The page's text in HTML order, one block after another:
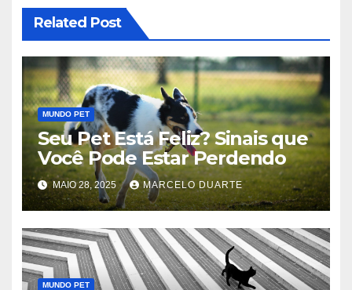
Related Post
MUNDO PET
Seu Pet Está Feliz? Sinais que
Você Pode Estar Perdendo
MAIO 28, 2025 MARCELO DUARTE
MUNDO PET